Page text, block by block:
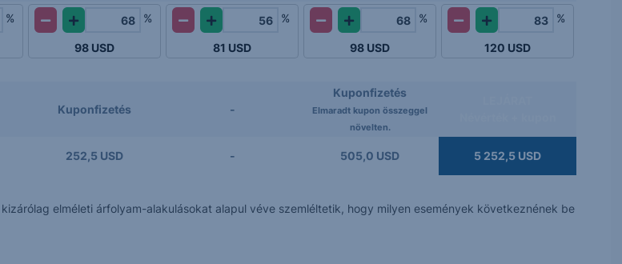
% %
98 USD
%
81 USD
%
98 USD
%
120 USD
Kuponfizetés -
Kuponfizetés
Elmaradt kupon összeggel
növelten.
252,5 USD - 505,0 USD 5 252,5 USD
elméleti árfolyam-alakulásokat alapul véve szemléltetik, hogy milyen események következnének be